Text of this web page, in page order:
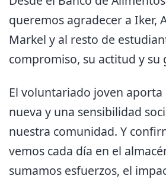
queremos agradecer a Iker,
Markel y al resto de
compromiso, su actitud y su
El voluntariado joven
nueva y una sensibilidad
nuestra comunidad. Y
vemos cada día en el
sumamos esfuerzos, el